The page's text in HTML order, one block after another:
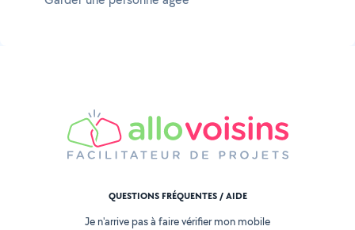
QUESTIONS FRÉQUENTES / AIDE
Je n'arrive pas à faire vérifier mon mobile